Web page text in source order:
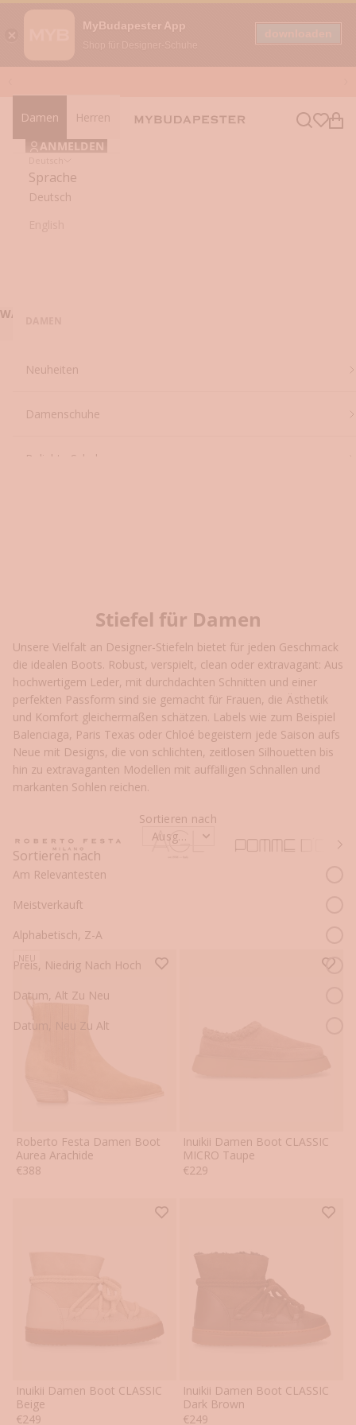
mybudapester
Navigationsmenü öffnen Suche
Damen
Herren
ANMELDEN
Sprache
Deutsch
Neuheiten
Damenschuhe
Beliebte Schuhe
WARENKORB (0)
Stiefel für Damen
Unsere Vielfalt an Designer-Stiefeln bietet für jeden Geschmack
die idealen Boots. Robust, verspielt, clean oder extravagant: Aus
hochwertigem Leder, mit durchdachten Schnitten und einer
perfekten Passform sind sie gemacht für Frauen, die Ästhetik
und Komfort gleichermaßen schätzen. Labels wie zum Beispiel
Balenciaga, Paris Texas oder Chloé begeistern jede Saison aufs
Neue mit Designs, die von schlichten, zeitlosen Silhouetten bis
hin zu extravaganten Modellen mit auffälligen Schnallen und
markanten Sohlen reichen.
Sortieren nach
Ausgewählt
Sortieren nach
Am Relevantesten
Meistverkauft
Alphabetisch, Z-A
Preis, Niedrig Nach Hoch
Datum, Alt Zu Neu
Datum, Neu Zu Alt
NEU
37.5 38
40
Roberto Festa Damen Boot
Aurea Arachide
Angebot
€388
36 37
42
Inuikii Damen Boot CLASSIC
MICRO Taupe
Angebot
€229
36
Inuikii Damen Boot CLASSIC
Beige
Angebot
€249
37
Inuikii Damen Boot CLASSIC
Dark Brown
Angebot
€249
MyBudapester App